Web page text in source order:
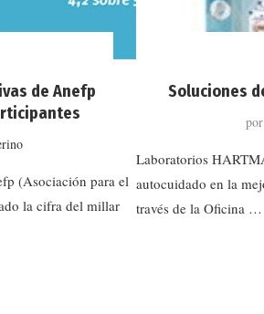
de Anefp
(Asociación para el
la cifra del millar
Soluciones
por
Laboratorios
autocuidado en la
través de la Oficina …